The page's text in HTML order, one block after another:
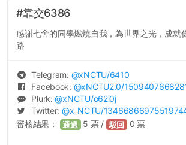
#靠交6386
感謝七舍的同學燃燒自我，為世界之光，成就
路
Telegram: @xNCTU/6410
Facebook: @xNCTU2.0/
Plurk:@xNCTU/o62i0j
Twitter: @x_NCTU/
審核結果： 通過 5 票 / 駁回 0 票